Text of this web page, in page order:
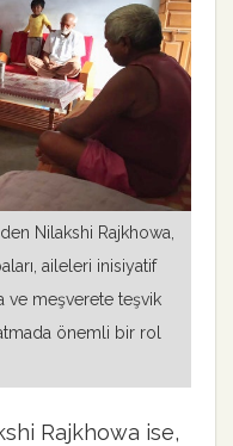
Nilakshi Rajkhowa,
aileleri inisiyatif
ve meşverete teşvik
önemli bir rol
Rajkhowa ise,